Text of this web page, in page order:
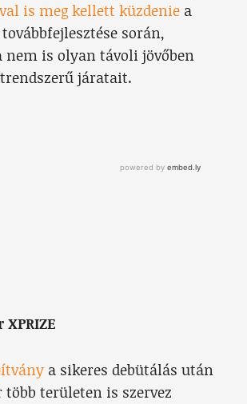
is meg kellett küzdenie a
továbbfejlesztése során,
nem is olyan távoli jövőben
járatait.
a sikeres debütálás után
több területen is szervez